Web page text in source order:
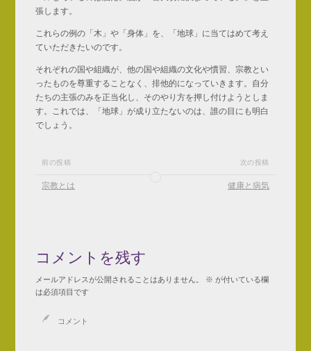
張します。
これらの例の「木」や「身体」を、「地球」に当てはめて考え
ていただきたいのです。
それぞれの国や組織が、他の国や組織の文化や慣習、宗教とい
ったものを尊重することなく、排他的になっていきます。自分
たちの主張のみを正当化し、そのやり方を押し付けようとしま
す。これでは、「地球」が成り立たないのは、誰の目にも明白
でしょう。
前の投稿
宗教とは
次の投稿
健康と病気
コメントを残す
メールアドレスが公開されることはありません。 ※ が付いている欄
は必須項目です